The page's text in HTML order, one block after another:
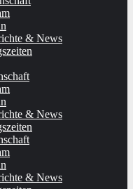
& News
& News
& News